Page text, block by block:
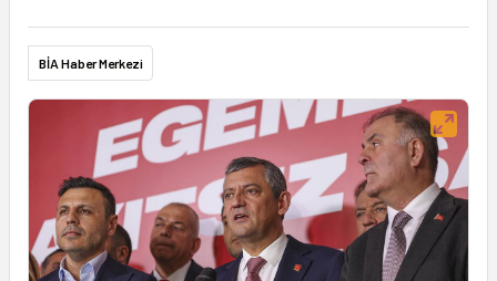
BİA Haber Merkezi